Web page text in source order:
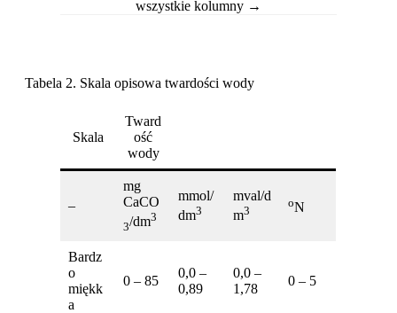
Tabela 2. Skala opisowa twardości wody
Skala
Tward
ość
wody
–
mg
CaCO
3/dm3
mmol/
dm3
mval/d
m3
oN
Bardz
o
miękk
a
0 – 85
0,0 –
0,89
0,0 –
1,78
0 – 5